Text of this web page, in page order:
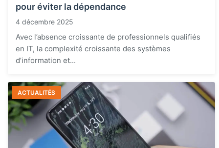
pour éviter la dépendance
4 décembre 2025
Avec l’absence croissante de professionnels qualifiés
en IT, la complexité croissante des systèmes
d’information et...
ACTUALITÉS